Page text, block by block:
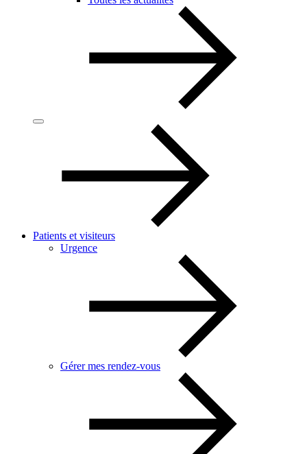
Patients et visiteurs
Urgence
Gérer mes rendez-vous